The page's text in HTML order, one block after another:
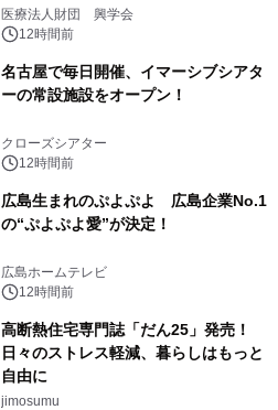
療計画」をテーマに専門監修
医療法人財団 興学会
12時間前
名古屋で毎日開催、イマーシブシアタ
ーの常設施設をオープン！
クローズシアター
12時間前
広島生まれのぷよぷよ 広島企業No.1
の“ぷよぷよ愛”が決定！
広島ホームテレビ
12時間前
高断熱住宅専門誌「だん25」発売！
日々のストレス軽減、暮らしはもっと
自由に
jimosumu